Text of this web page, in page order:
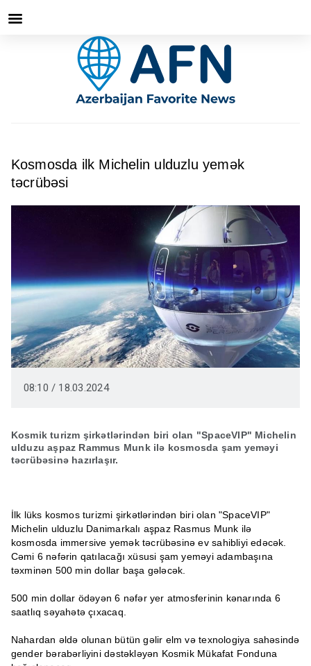
Kosmosda ilk Michelin ulduzlu yemək
təcrübəsi
08:10 / 18.03.2024
Kosmik turizm şirkətlərindən biri olan "SpaceVIP" Michelin
ulduzu aşpaz Rammus Munk ilə kosmosda şam yeməyi
təcrübəsinə hazırlaşır.
İlk lüks kosmos turizmi şirkətlərindən biri olan "SpaceVIP"
Michelin ulduzlu Danimarkalı aşpaz Rasmus Munk ilə
kosmosda immersive yemək təcrübəsinə ev sahibliyi edəcək.
Cəmi 6 nəfərin qatılacağı xüsusi şam yeməyi adambaşına
təxminən 500 min dollar başa gələcək.
500 min dollar ödəyən 6 nəfər yer atmosferinin kənarında 6
saatlıq səyahətə çıxacaq.
Nahardan əldə olunan bütün gəlir elm və texnologiya sahəsində
gender bərabərliyini dəstəkləyən Kosmik Mükafat Fonduna